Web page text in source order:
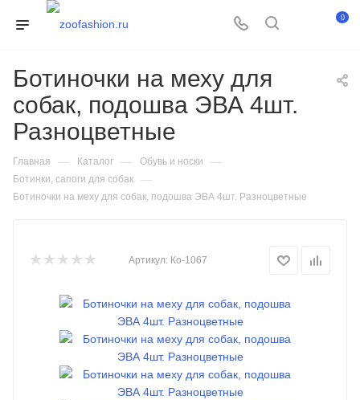
0
Ботиночки на меху для
собак, подошва ЭВА 4шт.
Разноцветные
Главная — Каталог — Обувь и носки —
Ботинки, сапоги для собак —
Ботиночки на меху для собак, подошва ЭВА 4шт. Разноцветные
Артикул: Ко-1067